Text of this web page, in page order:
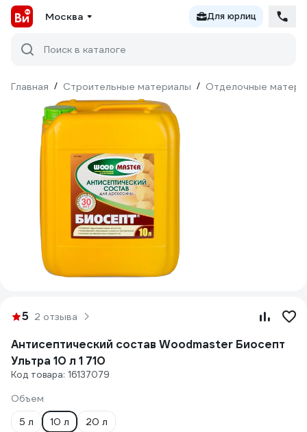
Москва Для юрлиц
Поиск в каталоге
Главная / Строительные материалы / Отделочные
5 2 отзыва
Антисептический состав Woodmaster Биосепт
Ультра 10 л 1 710
Код товара: 16137079
Объем
5 л
10 л 20 л